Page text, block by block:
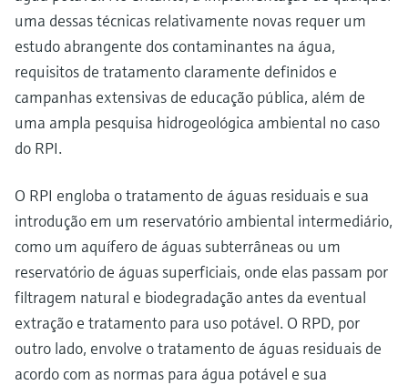
uma dessas técnicas relativamente novas requer um
estudo abrangente dos contaminantes na água,
requisitos de tratamento claramente definidos e
campanhas extensivas de educação pública, além de
uma ampla pesquisa hidrogeológica ambiental no caso
do RPI.
O RPI engloba o tratamento de águas residuais e sua
introdução em um reservatório ambiental intermediário,
como um aquífero de águas subterrâneas ou um
reservatório de águas superficiais, onde elas passam por
filtragem natural e biodegradação antes da eventual
extração e tratamento para uso potável. O RPD, por
outro lado, envolve o tratamento de águas residuais de
acordo com as normas para água potável e sua